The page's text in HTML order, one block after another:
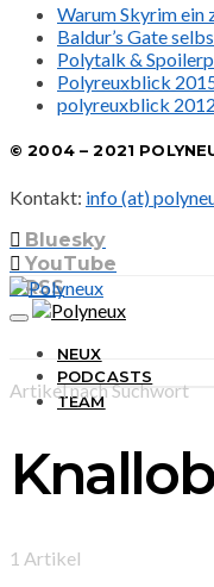
Warum Skyrim ein
Baldur’s Gate
Polytalk &
Polyreuxblick
polyreuxblick 2012
© 2004 – 2021
Kontakt: info (at)
Bluesky
YouTube
RSS
NEUX
PODCASTS
TEAM
Artikel nach Suchwort
1 Artikel